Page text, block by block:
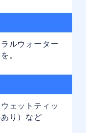
ルウォーター
。
ェットティッ
り）など